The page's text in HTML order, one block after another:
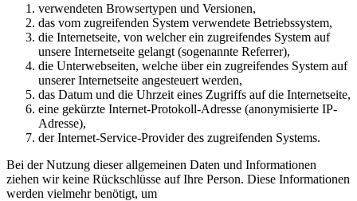
verwendeten Browsertypen und Versionen,
das vom zugreifenden System verwendete Betriebssystem,
die Internetseite, von welcher ein zugreifendes System auf
unsere Internetseite gelangt (sogenannte Referrer),
die Unterwebseiten, welche über ein zugreifendes System auf
unserer Internetseite angesteuert werden,
das Datum und die Uhrzeit eines Zugriffs auf die Internetseite,
eine gekürzte Internet-Protokoll-Adresse (anonymisierte IP-
Adresse),
der Internet-Service-Provider des zugreifenden Systems.
Bei der Nutzung dieser allgemeinen Daten und Informationen
ziehen wir keine Rückschlüsse auf Ihre Person. Diese Informationen
werden vielmehr benötigt, um